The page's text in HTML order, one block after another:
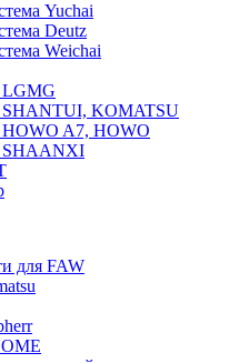
Yuchai
Deutz
Weichai
LGMG
SHANTUI, KOMATSU
HOWO A7, HOWO
SHAANXI
для FAW